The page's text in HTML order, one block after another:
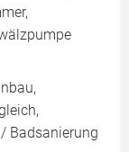
Badsanierung